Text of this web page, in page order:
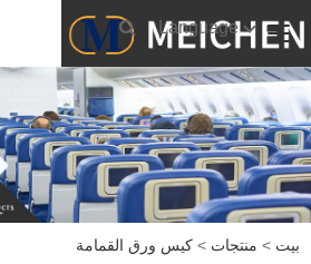
Language
بيت > منتجات > كيس ورق القمامة